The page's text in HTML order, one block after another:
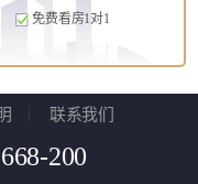
免费看房1对1
联系我们
200